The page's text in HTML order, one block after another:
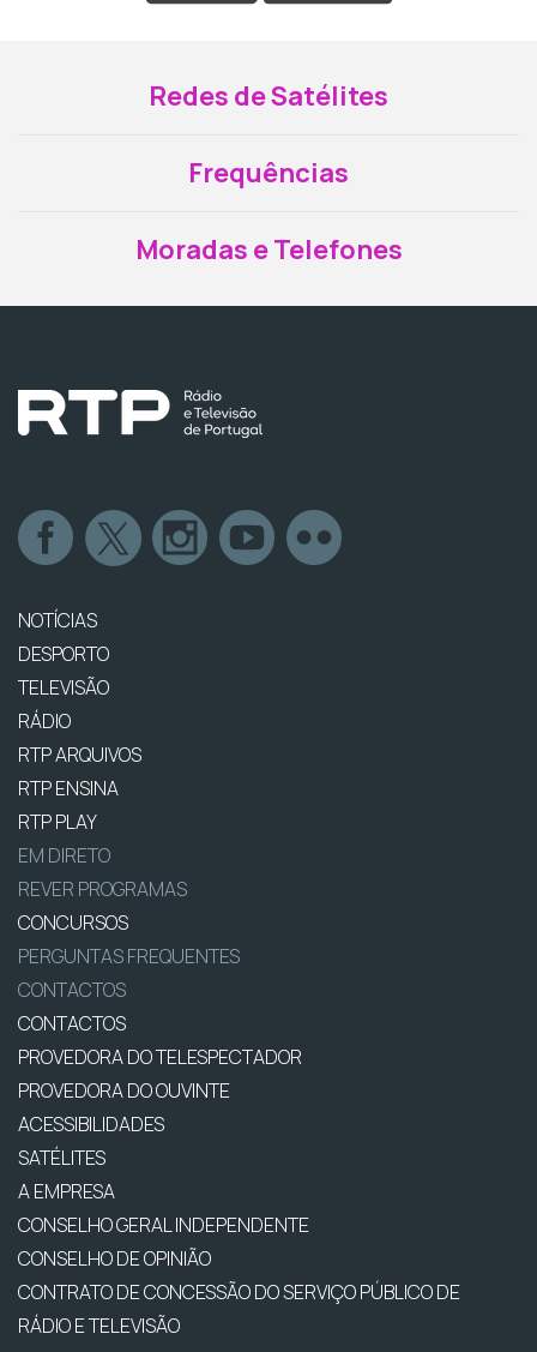
Redes de Satélites
Frequências
Moradas e Telefones
NOTÍCIAS
DESPORTO
TELEVISÃO
RÁDIO
RTP ARQUIVOS
RTP ENSINA
RTP PLAY
EM DIRETO
REVER PROGRAMAS
CONCURSOS
PERGUNTAS FREQUENTES
CONTACTOS
CONTACTOS
PROVEDORA DO TELESPECTADOR
PROVEDORA DO OUVINTE
ACESSIBILIDADES
SATÉLITES
A EMPRESA
CONSELHO GERAL INDEPENDENTE
CONSELHO DE OPINIÃO
CONTRATO DE CONCESSÃO DO SERVIÇO PÚBLICO DE
RÁDIO E TELEVISÃO